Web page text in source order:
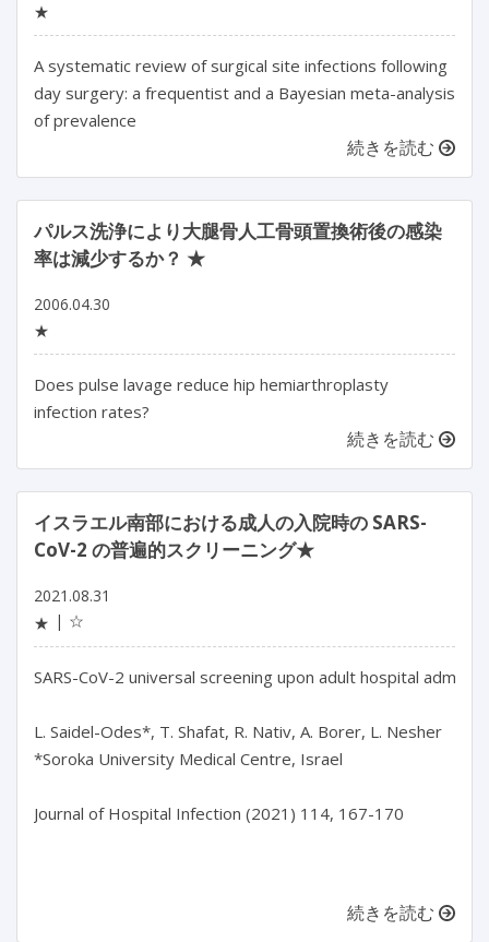
★
A systematic review of surgical site infections following
day surgery: a frequentist and a Bayesian meta-analysis
of prevalence
続きを読む
パルス洗浄により大腿骨人工骨頭置換術後の感染
率は減少するか？ ★
2006.04.30
★
Does pulse lavage reduce hip hemiarthroplasty
infection rates?
続きを読む
イスラエル南部における成人の入院時の SARS-
CoV-2 の普遍的スクリーニング★
2021.08.31
★
☆
SARS-CoV-2 universal screening upon adult hospital
L. Saidel-Odes*, T. Shafat, R. Nativ, A. Borer, L. Nesher
*Soroka University Medical Centre, Israel
Journal of Hospital Infection (2021) 114, 167-170
続きを読む